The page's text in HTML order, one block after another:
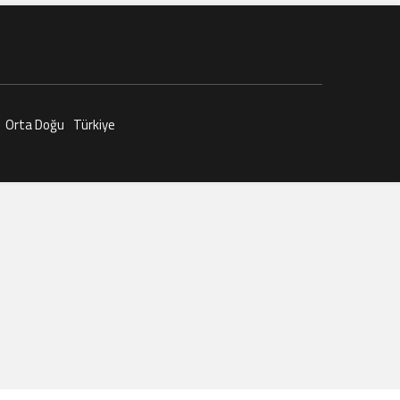
Orta Doğu Türkiye